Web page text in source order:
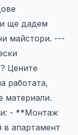
и ще дадем
майстори. ---
Цените
работата,
материали.
- **Монтаж
в апартамент